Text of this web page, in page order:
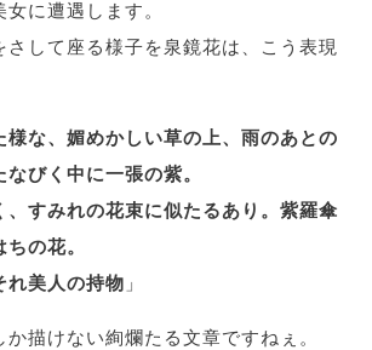
に遭遇します。
さして座る様子を泉鏡花は、こう表現
様な、媚めかしい草の上、雨のあとの
びく中に一張の紫。
、すみれの花束に似たるあり。紫羅傘
の花。
れ美人の持物 」
描けない絢爛たる文章ですねぇ。